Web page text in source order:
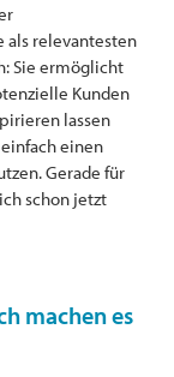
als relevantesten
Sie ermöglicht
Kunden
lassen
einen
Gerade für
schon jetzt
machen es